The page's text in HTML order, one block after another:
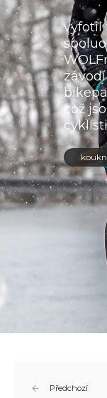
vyfotil
což
Předchozí